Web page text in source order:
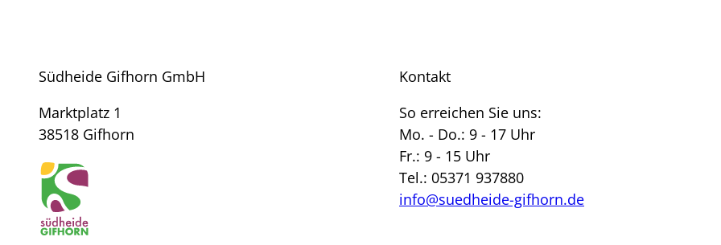
Südheide Gifhorn GmbH
Marktplatz 1
38518 Gifhorn
Kontakt
So erreichen Sie uns:
Mo. - Do.: 9 - 17 Uhr
Fr.: 9 - 15 Uhr
Tel.: 05371 937880
info@suedheide-gifhorn.de